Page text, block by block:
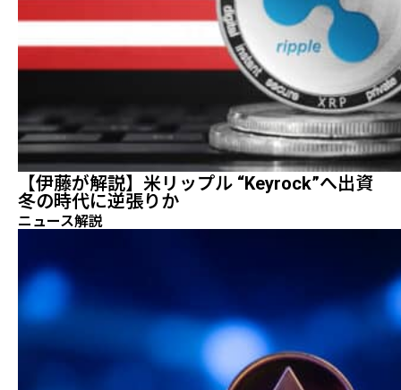
【伊藤が解説】米リップル “Keyrock”へ出資
冬の時代に逆張りか
ニュース解説